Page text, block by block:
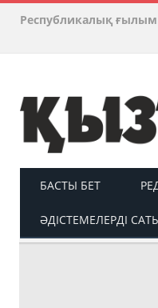
Республикалық
БАСТЫ БЕТ
ӘДІСТЕМЕЛЕРДІ